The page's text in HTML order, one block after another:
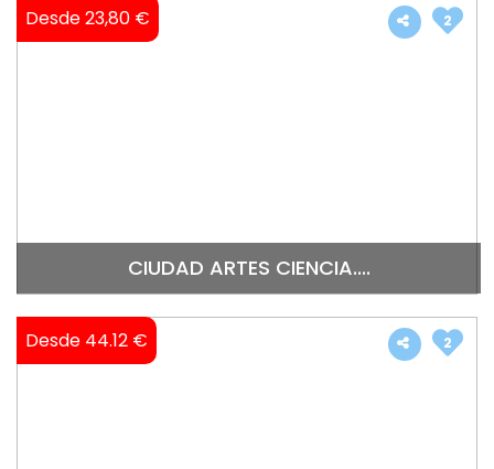
Desde 23,80 €
CIUDAD ARTES CIENCIA....
2
Desde 44.12 € 2